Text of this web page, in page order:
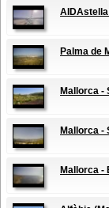
AIDAstella
Palma de
Mallorca -
Mallorca -
Mallorca -